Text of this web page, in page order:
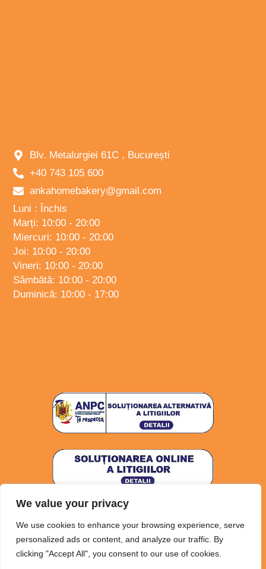
We value your privacy
We use cookies to enhance your browsing experience, serve
personalized ads or content, and analyze our traffic. By
clicking "Accept All", you consent to our use of cookies.
Blv. Metalurgiei 61C , București
+40 743 105 600
ankahomebakery@gmail.com
Luni : Închis
Marți: 10:00 - 20:00
Miercuri: 10:00 - 20:00
Joi: 10:00 - 20:00
Vineri: 10:00 - 20:00
Sâmbătă: 10:00 - 20:00
Duminică: 10:00 - 17:00
Politica de confidențialitate
Termeni și Condiții